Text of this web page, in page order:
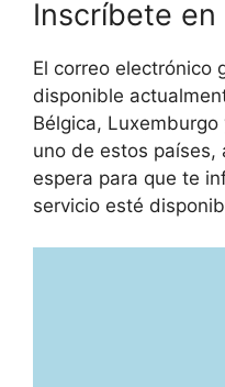
Inscríbete en
El correo electrónico
disponible
Bélgica,
uno de estos
espera para que te
servicio esté